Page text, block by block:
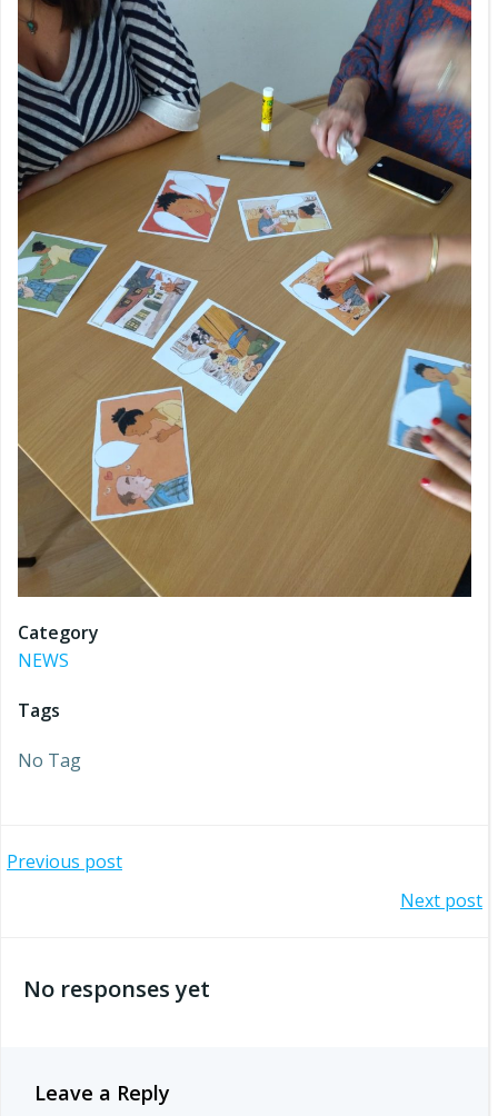
Category
NEWS
Tags
No Tag
Post
Previous post
navigation
Next post
No responses yet
Leave a Reply